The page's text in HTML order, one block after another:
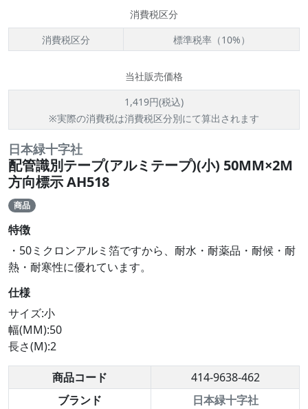
消費税区分
消費税区分
標準税率（10%）
当社販売価格
1,419円(税込)
※実際の消費税は消費税区分別にて算出されます
日本緑十字社
配管識別テープ(アルミテープ)(小) 50MM×2M
方向標示 AH518
商品
特徴
・50ミクロンアルミ箔ですから、耐水・耐薬品・耐候・耐
熱・耐寒性に優れています。
仕様
サイズ:小
幅(MM):50
長さ(M):2
商品コード
414-9638-462
ブランド
日本緑十字社